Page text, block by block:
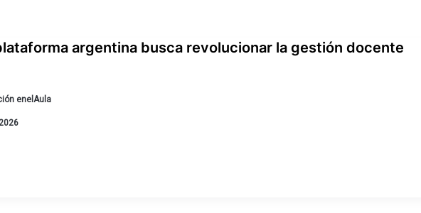
argentina busca revolucionar la gestión docente
enelAula